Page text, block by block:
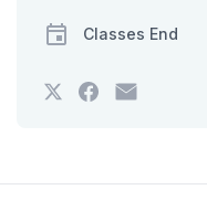
Classes End
Tweet
that
this
course
Post
a
say
you've
in